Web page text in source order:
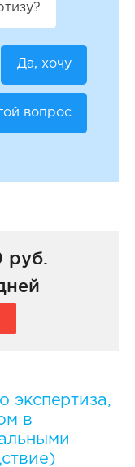
Да, хочу
вопрос
руб.
экспертиза,
в